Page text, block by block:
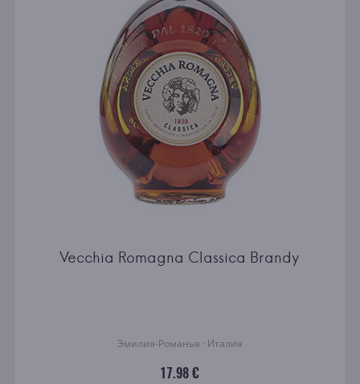
Vecchia Romagna Classica Brandy
Эмилия-Романья · Италия
17.98 €